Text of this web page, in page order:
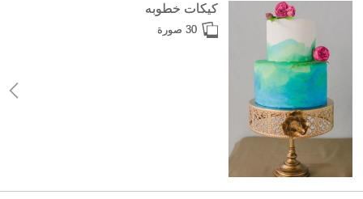
كيكات خطوبه
30 صورة